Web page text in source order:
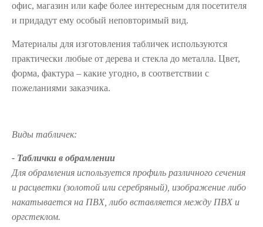
офис, магазин или кафе более интересным для посетителя
и придадут ему особый неповторимый вид.
Материалы для изготовления табличек используются
практически любые от дерева и стекла до металла. Цвет,
форма, фактура – какие угодно, в соответствии с
пожеланиями заказчика.
Виды табличек:
- Таблички в обрамлении
Для обрамления используется профиль различного сечения
и расцветки (золотой или серебряный), изображение либо
накатывается на ПВХ, либо вставляется между ПВХ и
оргстеклом.